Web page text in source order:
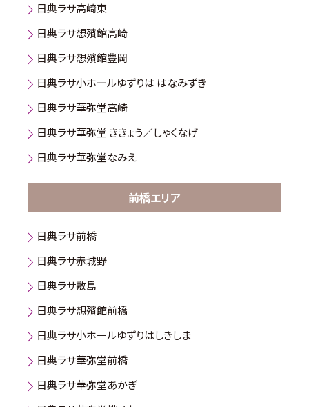
日典ラサ高崎東
日典ラサ想殯館高崎
日典ラサ想殯館豊岡
日典ラサ小ホールゆずりは はなみずき
日典ラサ華弥堂高崎
日典ラサ華弥堂 ききょう／しゃくなげ
日典ラサ華弥堂なみえ
前橋エリア
日典ラサ前橋
日典ラサ赤城野
日典ラサ敷島
日典ラサ想殯館前橋
日典ラサ小ホールゆずりはしきしま
日典ラサ華弥堂前橋
日典ラサ華弥堂あかぎ